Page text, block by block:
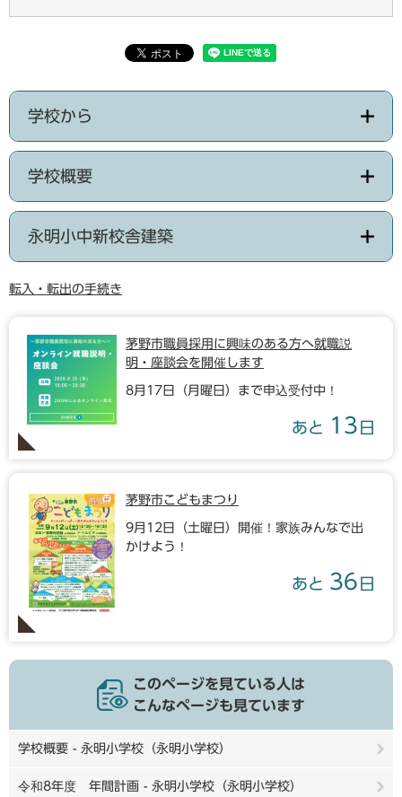
学校から
学校概要
永明小中新校舎建築
転入・転出の手続き
茅野市職員採用に興味のある方へ就職説
明・座談会を開催します
8月17日（月曜日）まで申込受付中！
あと 13 日
茅野市こどもまつり
9月12日（土曜日）開催！家族みんなで出
かけよう！
あと 36 日
このページを見ている人は
こんなページも見ています
学校概要 - 永明小学校（永明小学校）
令和8年度 年間計画 - 永明小学校（永明小学校）